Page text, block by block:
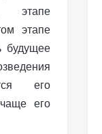
этапе
этапе
будущее
его
его